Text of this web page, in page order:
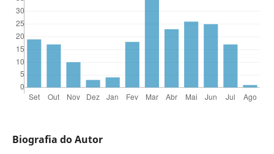
Biografia do Autor